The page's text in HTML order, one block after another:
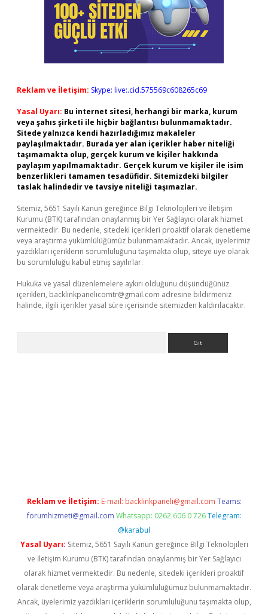
Reklam ve İletişim: Skype: live:.cid.575569c608265c69
Yasal Uyarı: Bu internet sitesi, herhangi bir marka, kurum
veya şahıs şirketi ile hiçbir bağlantısı bulunmamaktadır.
Sitede yalnızca kendi hazırladığımız makaleler
paylaşılmaktadır. Burada yer alan içerikler haber niteliği
taşımamakta olup, gerçek kurum ve kişiler hakkında
paylaşım yapılmamaktadır. Gerçek kurum ve kişiler ile isim
benzerlikleri tamamen tesadüfidir. Sitemizdeki bilgiler
taslak halindedir ve tavsiye niteliği taşımazlar.
Sitemiz, 5651 Sayılı Kanun gereğince Bilgi Teknolojileri ve İletişim
Kurumu (BTK) tarafından onaylanmış bir Yer Sağlayıcı olarak hizmet
vermektedir. Bu nedenle, sitedeki içerikleri proaktif olarak denetleme
veya araştırma yükümlülüğümüz bulunmamaktadır. Ancak, üyelerimiz
yazdıkları içeriklerin sorumluluğunu taşımakta olup, siteye üye olarak
bu sorumluluğu kabul etmiş sayılırlar.
Hukuka ve yasal düzenlemelere aykırı olduğunu düşündüğünüz
içerikleri, backlinkpanelicomtr@gmail.com adresine bildirmeniz
halinde, ilgili içerikler yasal süre içerisinde sitemizden kaldırılacaktır.
Reklam ve İletişim: E-mail: backlinkpaneli@gmail.com Teams:
forumhizmeti@gmail.com Whatsapp: 0262 606 0 726 Telegram:
@karabul
Yasal Uyarı: Sitemiz, 5651 Sayılı Kanun gereğince Bilgi Teknolojileri
ve İletişim Kurumu (BTK) tarafından onaylanmış bir Yer Sağlayıcı
olarak hizmet vermektedir. Bu nedenle, sitedeki içerikleri proaktif
olarak denetleme veya araştırma yükümlülüğümüz bulunmamaktadır.
Ancak, üyelerimiz yazdıkları içeriklerin sorumluluğunu taşımakta olup,